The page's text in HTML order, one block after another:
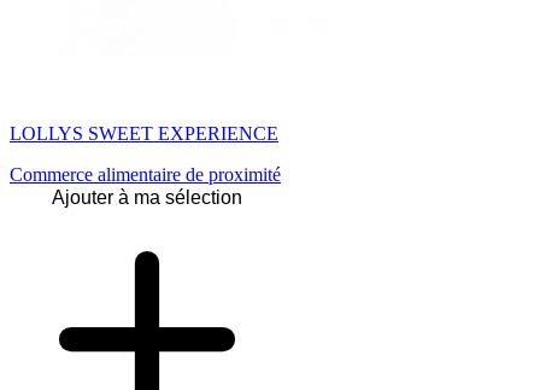
LOLLYS SWEET EXPERIENCE
Commerce alimentaire de proximité
Ajouter à ma sélection